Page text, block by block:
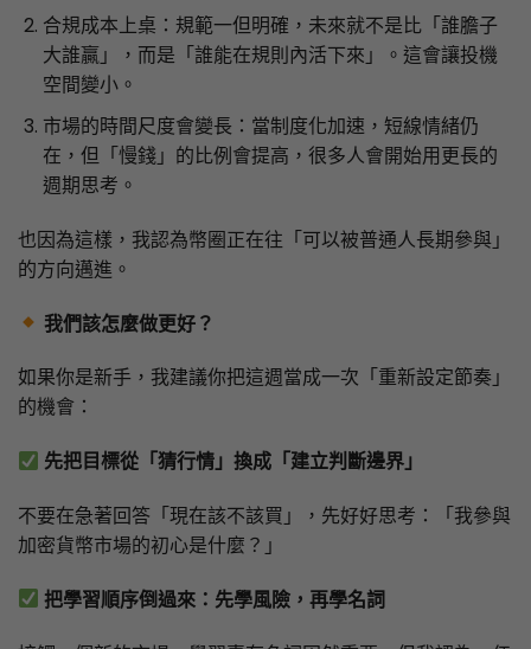
合規成本上桌：規範一但明確，未來就不是比「誰膽子
大誰贏」，而是「誰能在規則內活下來」。這會讓投機
空間變小。
市場的時間尺度會變長：當制度化加速，短線情緒仍
在，但「慢錢」的比例會提高，很多人會開始用更長的
週期思考。
也因為這樣，我認為幣圈正在往「可以被普通人長期參與」
的方向邁進。
我們該怎麼做更好？
如果你是新手，我建議你把這週當成一次「重新設定節奏」
的機會：
先把目標從「猜行情」換成「建立判斷邊界」
不要在急著回答「現在該不該買」，先好好思考：「我參與
加密貨幣市場的初心是什麼？」
把學習順序倒過來：先學風險，再學名詞